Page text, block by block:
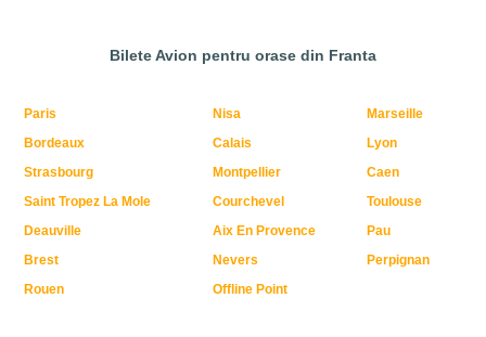
Bilete Avion pentru orase din Franta
Paris Nisa
Marseille
Bordeaux
Calais
Lyon
Strasbourg
Montpellier
Caen
Saint Tropez La Mole
Courchevel
Toulouse
Deauville
Aix En Provence
Pau
Brest
Nevers
Perpignan
Rouen
Offline Point